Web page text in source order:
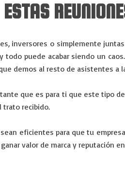
inversores o simplemente
todo puede acabar siendo un
demos al resto de asistentes a
que es para ti que este tipo
trato recibido.
eficientes para que tu
valor de marca y reputación